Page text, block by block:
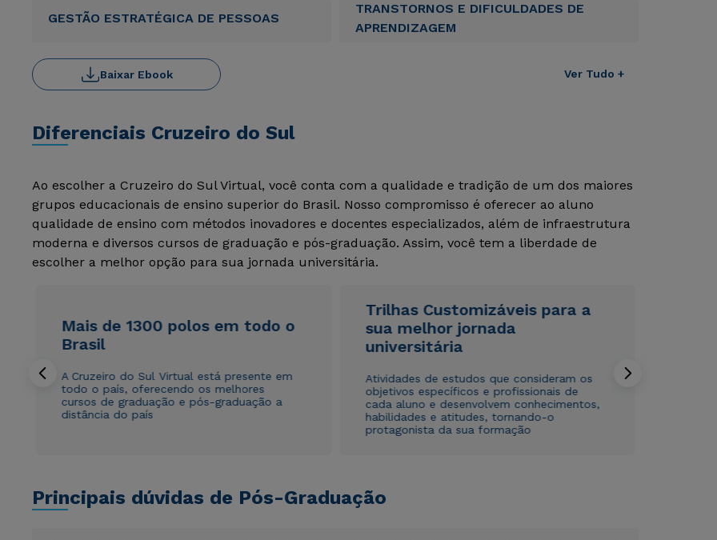
GESTÃO ESTRATÉGICA DE PESSOAS
TRANSTORNOS E DIFICULDADES DE
APRENDIZAGEM
Ver Tudo +
Baixar Ebook
Diferenciais Cruzeiro do Sul
Ao escolher a Cruzeiro do Sul Virtual, você conta com a qualidade e tradição de um dos maiores
grupos educacionais de ensino superior do Brasil. Nosso compromisso é oferecer ao aluno
qualidade de ensino com métodos inovadores e docentes especializados, além de infraestrutura
moderna e diversos cursos de graduação e pós-graduação. Assim, você tem a liberdade de
escolher a melhor opção para sua jornada universitária.
Mais de 1300 polos em todo o
Brasil
A Cruzeiro do Sul Virtual está presente em
todo o país, oferecendo os melhores
cursos de graduação e pós-graduação a
distância do país
Trilhas Customizáveis para a
sua melhor jornada
universitária
Atividades de estudos que consideram os
objetivos específicos e profissionais de
cada aluno e desenvolvem conhecimentos,
habilidades e atitudes, tornando-o
protagonista da sua formação
Principais dúvidas de Pós-Graduação
Rápido e fácil
WhatsApp
Rápido e fácil
WhatsApp